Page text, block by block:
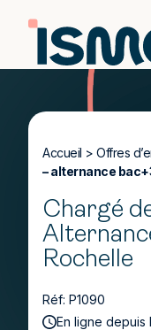
Accueil > Offres
– alternance
Chargé
Rochelle
Réf: P1090
En ligne